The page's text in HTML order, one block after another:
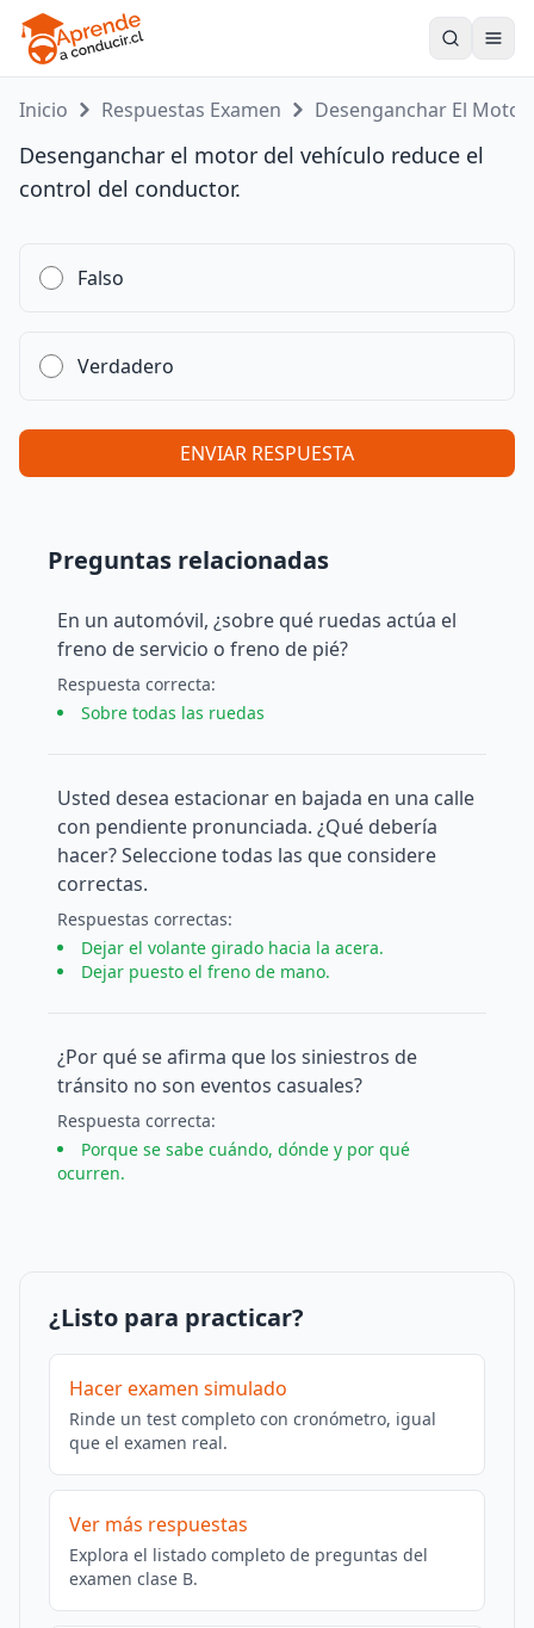
Inicio Respuestas Examen Desenganchar El Moto...
Desenganchar el motor del vehículo reduce el
control del conductor.
Falso
Verdadero
ENVIAR RESPUESTA
Preguntas relacionadas
En un automóvil, ¿sobre qué ruedas actúa el
freno de servicio o freno de pié?
Respuesta correcta:
Sobre todas las ruedas
Usted desea estacionar en bajada en una calle
con pendiente pronunciada. ¿Qué debería
hacer? Seleccione todas las que considere
correctas.
Respuestas correctas:
Dejar el volante girado hacia la acera.
Dejar puesto el freno de mano.
¿Por qué se afirma que los siniestros de
tránsito no son eventos casuales?
Respuesta correcta:
Porque se sabe cuándo, dónde y por qué
ocurren.
¿Listo para practicar?
Hacer examen simulado
Rinde un test completo con cronómetro, igual
que el examen real.
Ver más respuestas
Explora el listado completo de preguntas del
examen clase B.